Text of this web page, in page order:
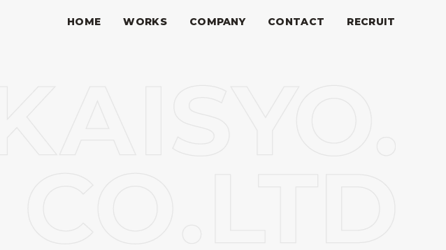
HOME WORKS COMPANY CONTACT RECRUIT